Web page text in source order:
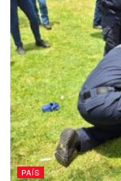
hijos, ninguno de
“Yo tuve 16
si vivo o
llanto.
Reproductor
de
vídeo
Media error: Format(s)
Descargar archivo: https://
content/uploads/2022/08/
PAÍS